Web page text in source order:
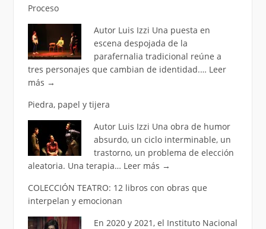
Proceso
Autor Luis Izzi Una puesta en
escena despojada de la
parafernalia tradicional reúne a
tres personajes que cambian de identidad.… Leer
más →
Piedra, papel y tijera
Autor Luis Izzi Una obra de humor
absurdo, un ciclo interminable, un
trastorno, un problema de elección
aleatoria. Una terapia… Leer más →
COLECCIÓN TEATRO: 12 libros con obras que
interpelan y emocionan
En 2020 y 2021, el Instituto Nacional